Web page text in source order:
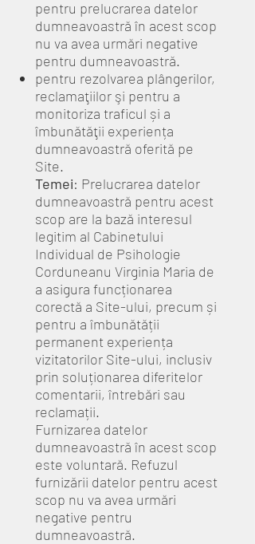
pentru prelucrarea datelor
dumneavoastră în acest scop
nu va avea urmări negative
pentru dumneavoastră.
pentru rezolvarea plângerilor,
reclamaţiilor şi pentru a
monitoriza traficul și a
îmbunătăţii experiența
dumneavoastră oferită pe
Site.
Temei: Prelucrarea datelor
dumneavoastră pentru acest
scop are la bază interesul
legitim al Cabinetului
Individual de Psihologie
Corduneanu Virginia Maria de
a asigura funcționarea
corectă a Site-ului, precum și
pentru a îmbunătății
permanent experiența
vizitatorilor Site-ului, inclusiv
prin soluționarea diferitelor
comentarii, întrebări sau
reclamații.
Furnizarea datelor
dumneavoastră în acest scop
este voluntară. Refuzul
furnizării datelor pentru acest
scop nu va avea urmări
negative pentru
dumneavoastră.